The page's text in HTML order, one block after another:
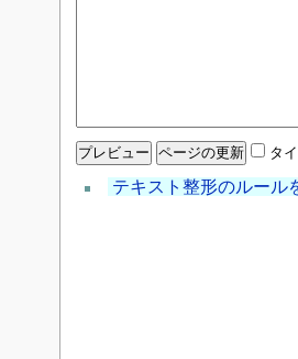
タ
テキスト整形のルール